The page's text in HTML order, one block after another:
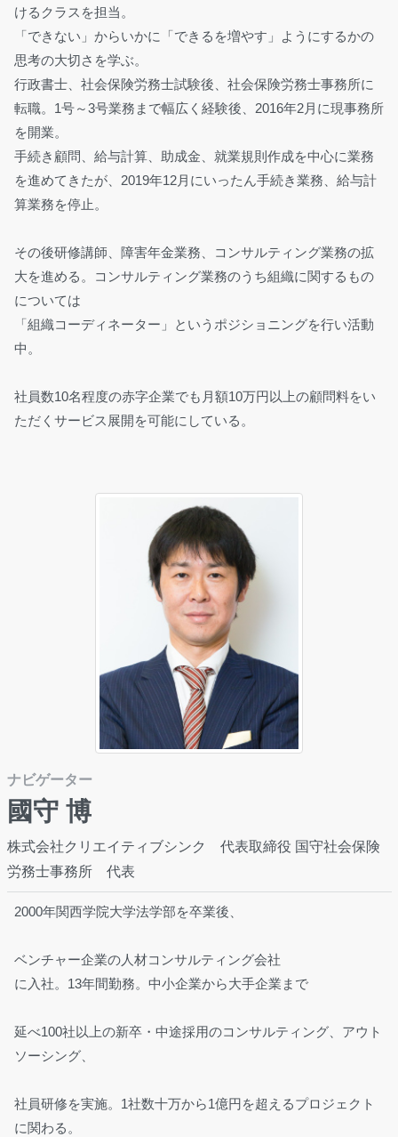
けるクラスを担当。
「できない」からいかに「できるを増やす」ようにするかの
思考の大切さを学ぶ。
行政書士、社会保険労務士試験後、社会保険労務士事務所に
転職。1号～3号業務まで幅広く経験後、2016年2月に現事務所
を開業。
手続き顧問、給与計算、助成金、就業規則作成を中心に業務
を進めてきたが、2019年12月にいったん手続き業務、給与計
算業務を停止。
その後研修講師、障害年金業務、コンサルティング業務の拡
大を進める。コンサルティング業務のうち組織に関するもの
については
「組織コーディネーター」というポジショニングを行い活動
中。
社員数10名程度の赤字企業でも月額10万円以上の顧問料をい
ただくサービス展開を可能にしている。
ナビゲーター
國守 博
株式会社クリエイティブシンク 代表取締役 国守社会保険
労務士事務所 代表
2000年関西学院大学法学部を卒業後、
ベンチャー企業の人材コンサルティング会社
に入社。13年間勤務。中小企業から大手企業まで
延べ100社以上の新卒・中途採用のコンサルティング、アウト
ソーシング、
社員研修を実施。1社数十万から1億円を超えるプロジェクト
に関わる。